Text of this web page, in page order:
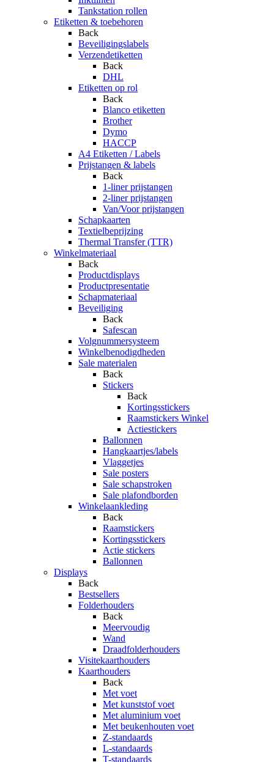
Tankstation rollen
Etiketten & toebehoren
Back
Beveiligingslabels
Verzendetiketten
Back
DHL
Etiketten op rol
Back
Blanco etiketten
Brother
Dymo
HACCP
A4 Etiketten / Labels
Prijstangen & labels
Back
1-liner prijstangen
2-liner prijstangen
Van/Voor prijstangen
Schapkaarten
Textielbeprijzing
Thermal Transfer (TTR)
Winkelmateriaal
Back
Productdisplays
Productpresentatie
Schapmateriaal
Beveiliging
Back
Safescan
Volgnummersysteem
Winkelbenodigdheden
Sale materialen
Back
Stickers
Back
Kortingsstickers
Raamstickers Winkel
Actiestickers
Ballonnen
Hangkaartjes/labels
Vlaggetjes
Sale posters
Sale schapstroken
Sale plafondborden
Winkelaankleding
Back
Raamstickers
Kortingsstickers
Actie stickers
Ballonnen
Displays
Back
Bestsellers
Folderhouders
Back
Meervoudig
Wand
Draadfolderhouders
Visitekaarthouders
Kaarthouders
Back
Met voet
Met kunststof voet
Met aluminium voet
Met beukenhouten voet
Z-standaards
L-standaards
T-standaards